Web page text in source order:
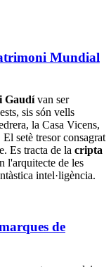
Mundial
Gaudívan ser
sis són vells
la Casa Vicens,
setè tresor consagrat
Es tracta de la cripta
l'arquitecte de les
intel·ligència.
de